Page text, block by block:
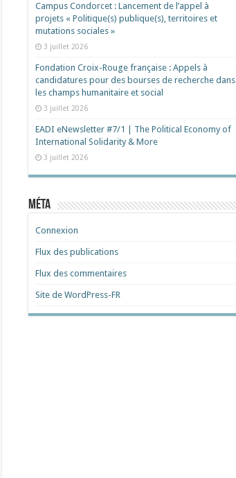
Campus Condorcet : Lancement de l’appel à
projets « Politique(s) publique(s), territoires et
mutations sociales »
3 juillet 2026
Fondation Croix-Rouge française : Appels à
candidatures pour des bourses de recherche dans
les champs humanitaire et social
3 juillet 2026
EADI eNewsletter #7/1 | The Political Economy of
International Solidarity & More
3 juillet 2026
Méta
Connexion
Flux des publications
Flux des commentaires
Site de WordPress-FR